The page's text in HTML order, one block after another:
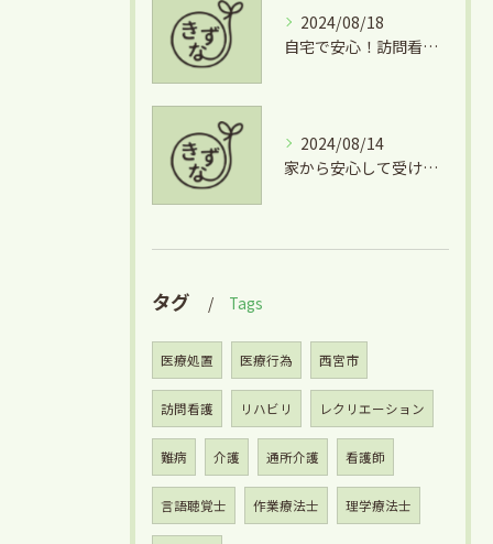
2024/08/18
自宅で安心！訪問看護のサポートとは
2024/08/14
家から安心して受ける訪問看護の魅力
タグ Tags
医療処置 医療行為 西宮市
訪問看護 リハビリ レクリエーション
難病 介護 通所介護 看護師
言語聴覚士 作業療法士 理学療法士